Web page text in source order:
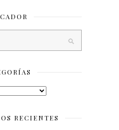
RECIENTES